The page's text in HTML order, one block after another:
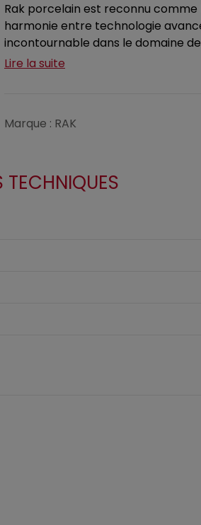
Rak porcelain est reconnu
harmonie entre technologie
incontournable dans le domaine
Lire la suite
Marque : RAK
TECHNIQUES